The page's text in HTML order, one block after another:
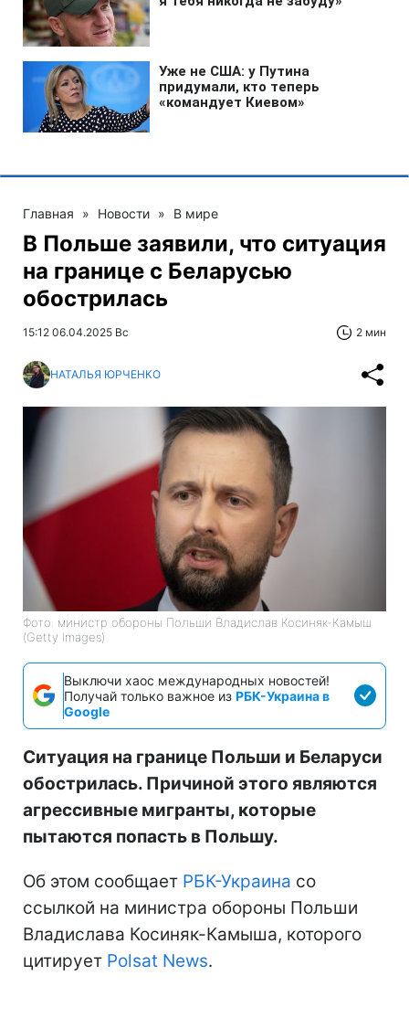
Главная » Новости » В мире
В Польше заявили, что ситуация
на границе с Беларусью
обострилась
15:12 06.04.2025 Вс 2 мин
НАТАЛЬЯ ЮРЧЕНКО
Фото: министр обороны Польши Владислав Косиняк-Камыш
(Getty Images)
Выключи хаос международных новостей!
Получай только важное из РБК-Украина в
Google
Ситуация на границе Польши и Беларуси
обострилась. Причиной этого являются
агрессивные мигранты, которые
пытаются попасть в Польшу.
Об этом сообщает РБК-Украина со
ссылкой на министра обороны Польши
Владислава Косиняк-Камыша, которого
цитирует Polsat News.